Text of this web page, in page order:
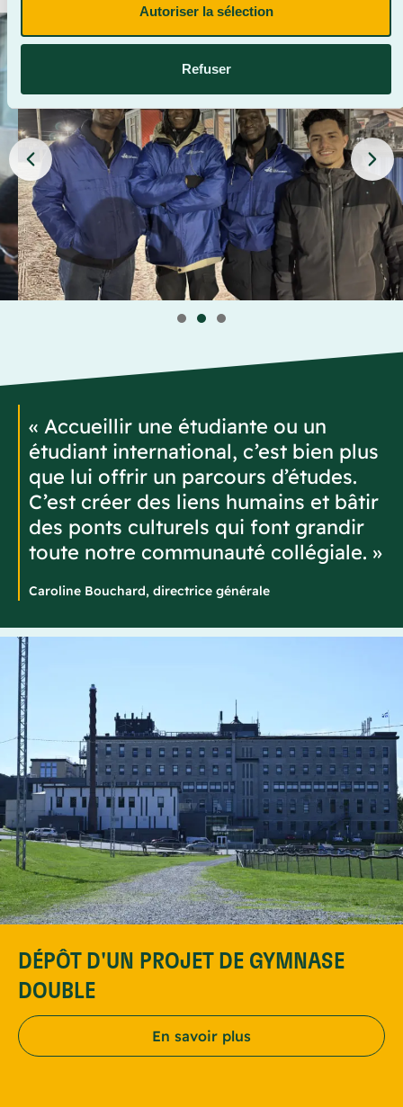
Autoriser la sélection
Refuser
« Accueillir une étudiante ou un
étudiant international, c’est bien plus
que lui offrir un parcours d’études.
C’est créer des liens humains et bâtir
des ponts culturels qui font grandir
toute notre communauté collégiale. »
Caroline Bouchard, directrice générale
DÉPÔT D'UN PROJET DE GYMNASE
DOUBLE
En savoir plus